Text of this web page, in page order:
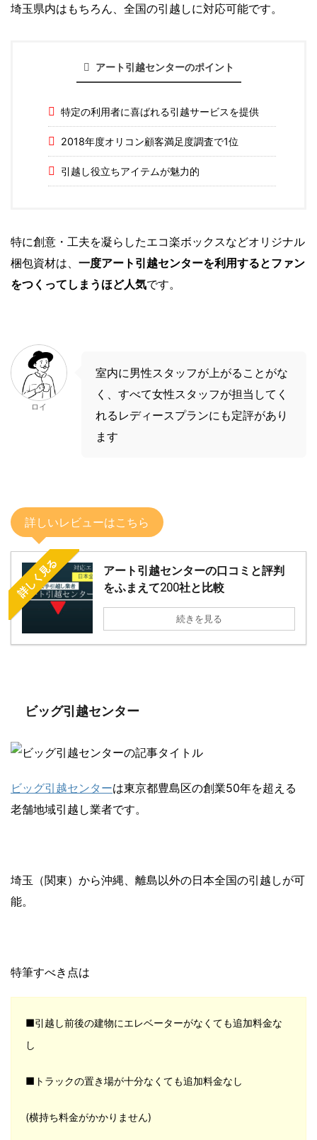
埼玉県内はもちろん、全国の引越しに対応可能です。
アート引越センターのポイント
特定の利用者に喜ばれる引越サービスを提供
2018年度オリコン顧客満足度調査で1位
引越し役立ちアイテムが魅力的
特に創意・工夫を凝らしたエコ楽ボックスなどオリジナル
梱包資材は、 一度アート引越センターを利用するとファン
をつくってしまうほど人気です。
ロイ
室内に男性スタッフが上がることがな
く、すべて女性スタッフが担当してく
れるレディースプランにも定評があり
ます
詳しいレビューはこちら
詳しく見る
アート引越センターの口コミと評判
をふまえて200社と比較
続きを見る
ビッグ引越センター
ビッグ引越センターは東京都豊島区の創業50年を超える
老舗地域引越し業者です。
埼玉（関東）から沖縄、離島以外の日本全国の引越しが可
能。
特筆すべき点は
■引越し前後の建物にエレベーターがなくても追加料金な
し
■トラックの置き場が十分なくても追加料金なし
(横持ち料金がかかりません)